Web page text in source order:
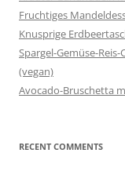
Fruchtiges
Knusprige
Spargel-Gemüse-
(vegan)
Avocado-Bruschetta
RECENT COMMENTS